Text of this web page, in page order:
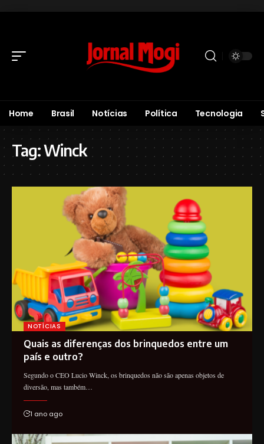
Home Brasil Notícias Política Tecnologia
Tag:Winck
NOTÍCIAS
Quais as diferenças dos brinquedos entre um
país e outro?
Segundo o CEO Lucio Winck, os brinquedos não são apenas objetos de
diversão, mas também…
1 ano ago